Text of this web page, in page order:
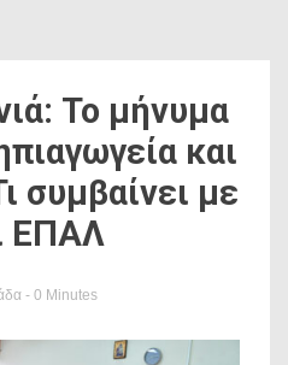
Το μήνυμα
και
συμβαίνει με
ΕΠΑΛ
- 0 Minutes